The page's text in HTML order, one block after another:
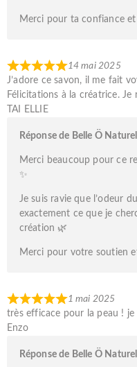
Merci pour ta confiance
14 mai 2025
J’adore ce savon, il me fait
Félicitations à la créatrice. Je
TAI ELLIE
Réponse de Belle Ö Naturel
Merci beaucoup pour ce
✨
Je suis ravie que l’odeur
exactement ce que je
création 🌿
Merci pour votre soutien
1 mai 2025
très efficace pour la peau !
Enzo
Réponse de Belle Ö Naturel